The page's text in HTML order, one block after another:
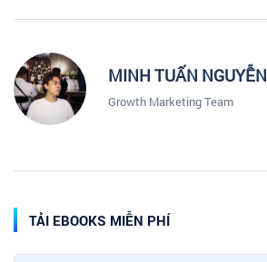
MINH TUẤN NGUYỄN
Growth Marketing Team
TẢI EBOOKS MIỄN PHÍ